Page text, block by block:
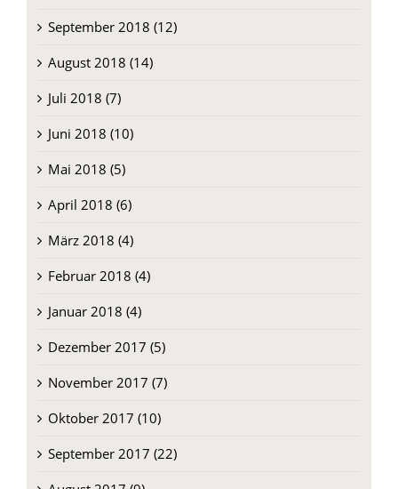
August 2018 (14)
Juli 2018 (7)
Juni 2018 (10)
Mai 2018 (5)
April 2018 (6)
März 2018 (4)
Februar 2018 (4)
Januar 2018 (4)
Dezember 2017 (5)
November 2017 (7)
Oktober 2017 (10)
September 2017 (22)
August 2017 (9)